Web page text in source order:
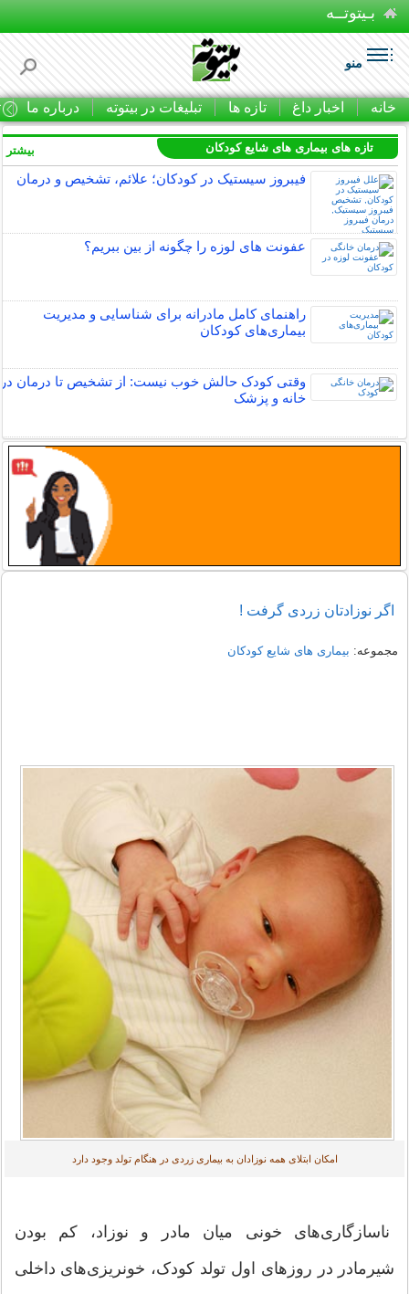
بـیتوتــه
منو
خانه اخبار داغ تازه ها تبلیغات در بیتوته درباره ما
تازه های بیماری های شایع کودکان
فیبروز سیستیک در کودکان؛ علائم، تشخیص و درمان
عفونت های لوزه را چگونه از بین ببریم؟
راهنمای کامل مادرانه برای شناسایی و مدیریت
بیماری‌های کودکان
وقتی کودک حالش خوب نیست: از تشخیص تا درمان در
خانه و پزشک
بیشتر
اگر نوزادتان زردی گرفت !
مجموعه: بیماری های شایع کودکان
امکان ابتلای همه نوزادان به بیماری زردی در هنگام تولد وجود دارد
ناسازگاری‌های خونی میان مادر و نوزاد، کم بودن
شیرمادر در روز‌های اول تولد کودک، خونریزی‌های داخلی